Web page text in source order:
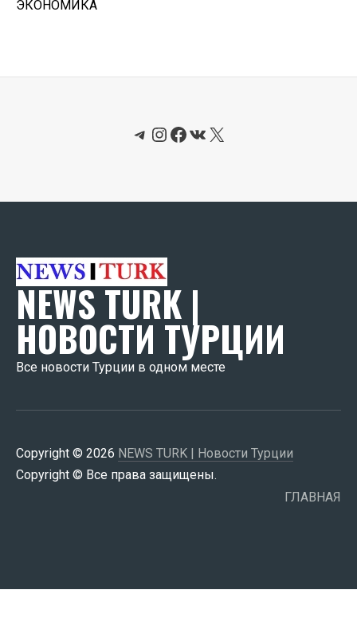
ЭКОНОМИКА
Telegram
Instagram
Facebook
ВКонтакте
X
NEWS TURK |
НОВОСТИ ТУРЦИИ
Все новости Турции в одном месте
Copyright © 2026 NEWS TURK | Новости Турции
Copyright © Все права защищены.
ГЛАВНАЯ